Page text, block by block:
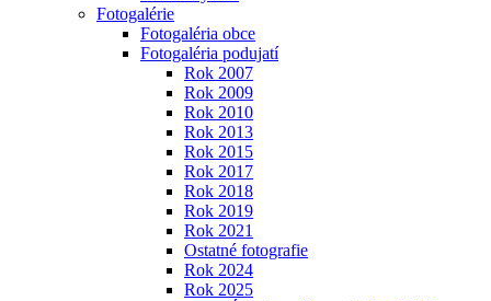
Fotogalérie
Fotogaléria obce
Fotogaléria podujatí
Rok 2007
Rok 2009
Rok 2010
Rok 2013
Rok 2015
Rok 2017
Rok 2018
Rok 2019
Rok 2021
Ostatné fotografie
Rok 2024
Rok 2025